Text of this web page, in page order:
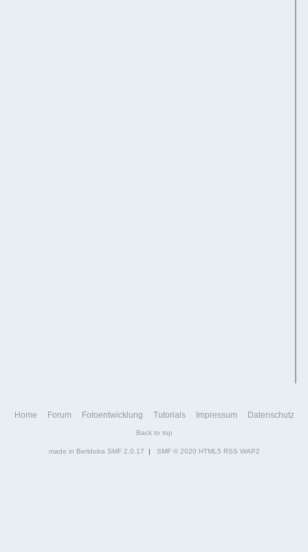
Home Forum Fotoentwicklung Tutorials Impressum Datenschutz
Back to top
made in Berldoba SMF 2.0.17 | SMF © 2020 HTML5 RSS WAP2